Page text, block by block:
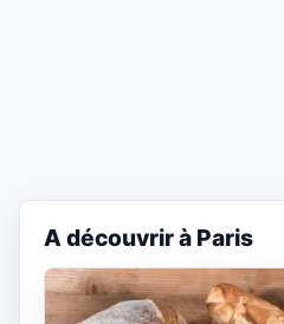
A découvrir à Paris